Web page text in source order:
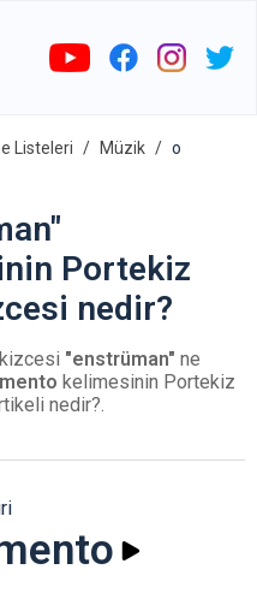
Listeleri Müzik
o
Portekiz
nedir?
"enstrüman" ne
kelimesinin Portekiz
nedir?.